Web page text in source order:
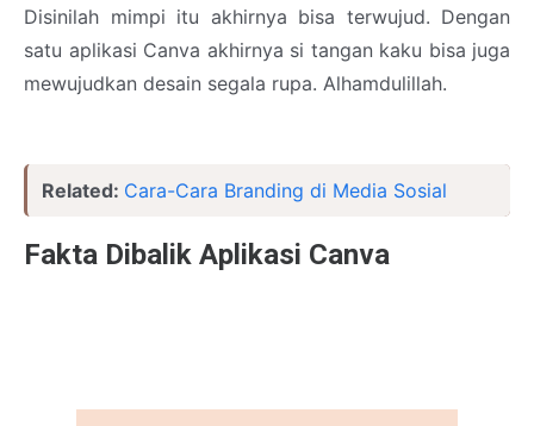
Disinilah mimpi itu akhirnya bisa terwujud. Dengan
satu aplikasi Canva akhirnya si tangan kaku bisa juga
mewujudkan desain segala rupa. Alhamdulillah.
Related: Cara-Cara Branding di Media Sosial
Fakta Dibalik Aplikasi Canva